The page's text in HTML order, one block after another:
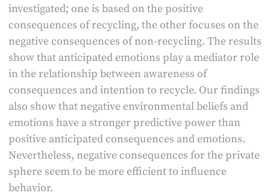
investigated; one is based on the positive
consequences of recycling, the other focuses on the
negative consequences of non-recycling. The results
show that anticipated emotions play a mediator role
in the relationship between awareness of
consequences and intention to recycle. Our findings
also show that negative environmental beliefs and
emotions have a stronger predictive power than
positive anticipated consequences and emotions.
Nevertheless, negative consequences for the private
sphere seem to be more efficient to influence
behavior.